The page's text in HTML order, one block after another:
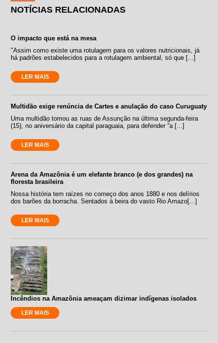
NOTÍCIAS RELACIONADAS
O impacto que está na mesa
"Assim como existe uma rotulagem para os valores nutricionais, já
há padrões estabelecidos para a rotulagem ambiental, só que [...]
LER MAIS
Multidão exige renúncia de Cartes e anulação do caso Curuguaty
Uma multidão tomou as ruas de Assunção na última segunda-feira
(15), no aniversário da capital paraguaia, para defender “a [...]
LER MAIS
Arena da Amazônia é um elefante branco (e dos grandes) na
floresta brasileira
Nossa história tem raízes no começo dos anos 1880 e nos delírios
dos barões da borracha. Sentados à beira do vasto Rio Amazo[...]
LER MAIS
Incêndios na Amazônia ameaçam dizimar indígenas isolados
LER MAIS